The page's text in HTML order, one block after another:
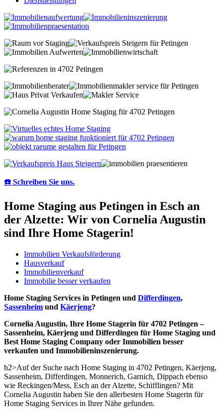
☎️ Schreiben Sie uns.
Home Staging aus Petingen in Esch an
der Alzette: Wir von Cornelia Augustin
sind Ihre Home Stagerin!
Immobilien Verkaufsförderung
Hausverkauf
Immobilienverkauf
Immobilie besser verkaufen
Home Staging Services in Petingen und Differdingen,
Sassenheim und Käerjeng?
Cornelia Augustin, Ihre Home Stagerin für 4702 Petingen –
Sassenheim, Käerjeng und Differdingen für Home Staging und
Best Home Staging Company oder Immobilien besser
verkaufen und Immobilieninszenierung.
h2>Auf der Suche nach Home Staging in 4702 Petingen, Käerjeng,
Sassenheim, Differdingen, Monnerich, Garnich, Dippach ebenso
wie Reckingen/Mess, Esch an der Alzette, Schifflingen? Mit
Cornelia Augustin haben Sie den allerbesten Home Stagerin für
Home Staging Services in Ihrer Nähe gefunden.